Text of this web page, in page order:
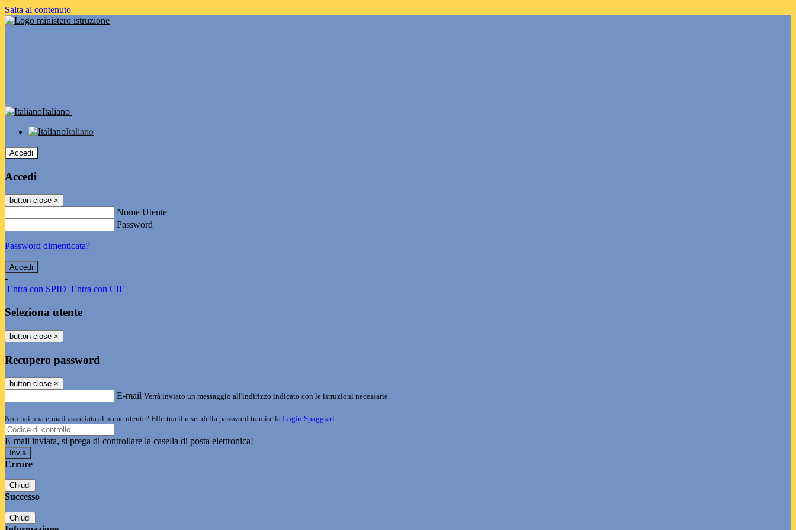
Salta al contenuto
Italiano
Italiano
Accedi
Accedi
button close ×
Nome Utente
Password
Password dimenticata?
-
Entra con SPID Entra con CIE
Seleziona utente
button close ×
Recupero password
button close ×
E-mail Verrà inviato un messaggio all'indirizzo indicato con le istruzioni necessarie.
Non hai una e-mail associata al nome utente? Effettua il reset della password tramite la Login Spaggiari
E-mail inviata, si prega di controllare la casella di posta elettronica!
Errore
Chiudi
Successo
Chiudi